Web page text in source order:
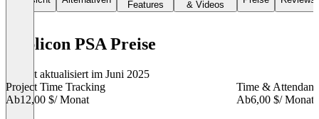
Features
& Videos
Replicon PSA Preise
Zuletzt aktualisiert im Juni 2025
Project Time Tracking
Ab12,00 $/ Monat
Time &
Ab6,00 $/ Monat